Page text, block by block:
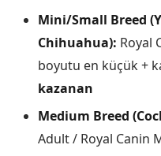
Mini/Small Breed
Chihuahua): Royal
boyutu en küçük +
kazanan
Medium Breed
Adult / Royal Canin